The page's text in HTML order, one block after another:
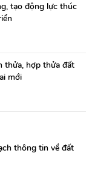
tạo động lực thúc
thửa, hợp thửa đất
mới
thông tin về đất